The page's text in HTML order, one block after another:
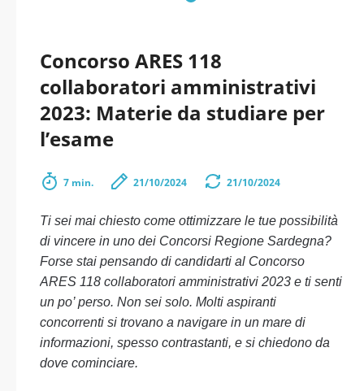
Concorso ARES 118
collaboratori amministrativi
2023: Materie da studiare per
l’esame
7 min. 21/10/2024 21/10/2024
Ti sei mai chiesto come ottimizzare le tue possibilità
di vincere in uno dei Concorsi Regione Sardegna?
Forse stai pensando di candidarti al Concorso
ARES 118 collaboratori amministrativi 2023 e ti senti
un po’ perso. Non sei solo. Molti aspiranti
concorrenti si trovano a navigare in un mare di
informazioni, spesso contrastanti, e si chiedono da
dove cominciare.